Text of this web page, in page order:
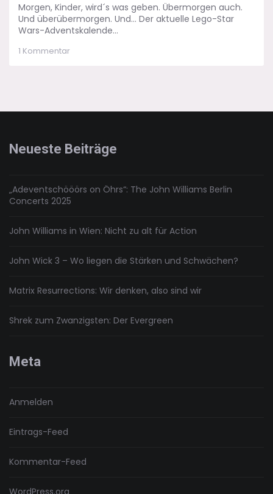
Morgen, Kinder, wird´s was geben. Übermorgen auch.
Und überübermorgen. Und... Der aktuelle Lego-Star
Wars-Adventskalende...
1 Kommentarzu
Neueste Beiträge
„Adeventschööörs on Öhrs“: The John Williams Berlin
Concerts 2025
John Williams in Wien: Nicht zu alt für Action
John Wick 3 – Wo liegen die Stärken und Schwächen?
Matrix Resurrections: Wir denken, also sind wir
Shrek zum Zwanzigsten: Der Evergreen
Meta
Anmelden
Eintrags-Feed
Kommentar-Feed
WordPress.org